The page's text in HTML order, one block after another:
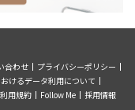
合わせ
プライバシーポリシー
けるデータ利用について
用規約
Follow Me 採用情報